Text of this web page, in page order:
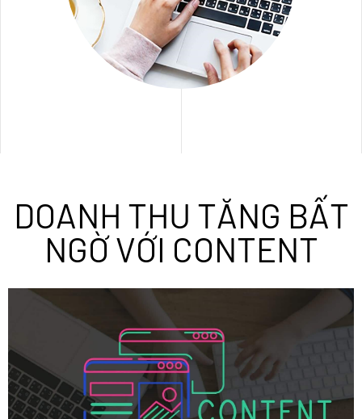
DOANH THU TĂNG BẤT
NGỜ VỚI CONTENT